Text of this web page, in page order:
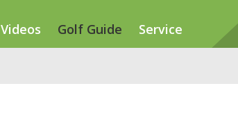
Videos Golf Guide Service